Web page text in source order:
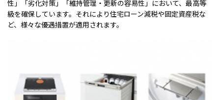
性」「劣化対策」「維持管理・更新の容易性」において、最高等
級を確保しています。それにより住宅ローン減税や固定資産税な
ど、様々な優遇措置が適用されます。